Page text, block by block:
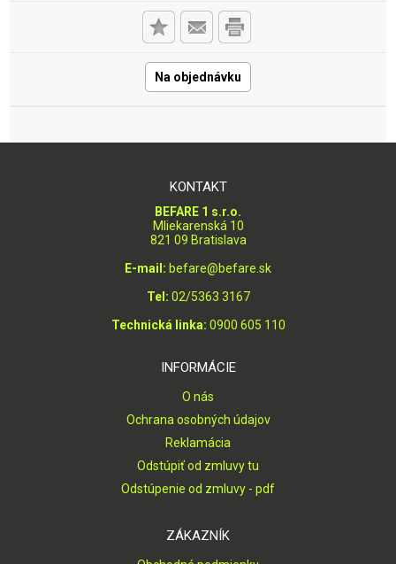
Na objednávku
KONTAKT
BEFARE 1 s.r.o.
Mliekarenská 10
821 09 Bratislava
E-mail: befare@befare.sk
Tel: 02/5363 3167
Technická linka: 0900 605 110
INFORMÁCIE
O nás
Ochrana osobných údajov
Reklamácia
Odstúpiť od zmluvy tu
Odstúpenie od zmluvy - pdf
ZÁKAZNÍK